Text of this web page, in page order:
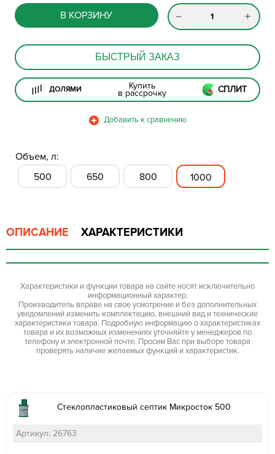
В КОРЗИНУ
БЫСТРЫЙ ЗАКАЗ
ДОЛЯМИ Купить
в рассрочку СПЛИТ
Объем, л:
500
650 800 1000
ОПИСАНИЕ ХАРАКТЕРИСТИКИ
Характеристики и функции товара на сайте носят исключительно
информационный характер.
Производитель вправе на свое усмотрение и без дополнительных
уведомлений изменить комплектацию, внешний вид и технические
характеристики товара. Подробную информацию о характеристиках
товара и их возможных изменениях уточняйте у менеджеров по
телефону и электронной почте. Просим Вас при выборе товара
проверять наличие желаемых функций и характеристик.
Стеклопластиковый септик Микросток 500
Артикул: 26763